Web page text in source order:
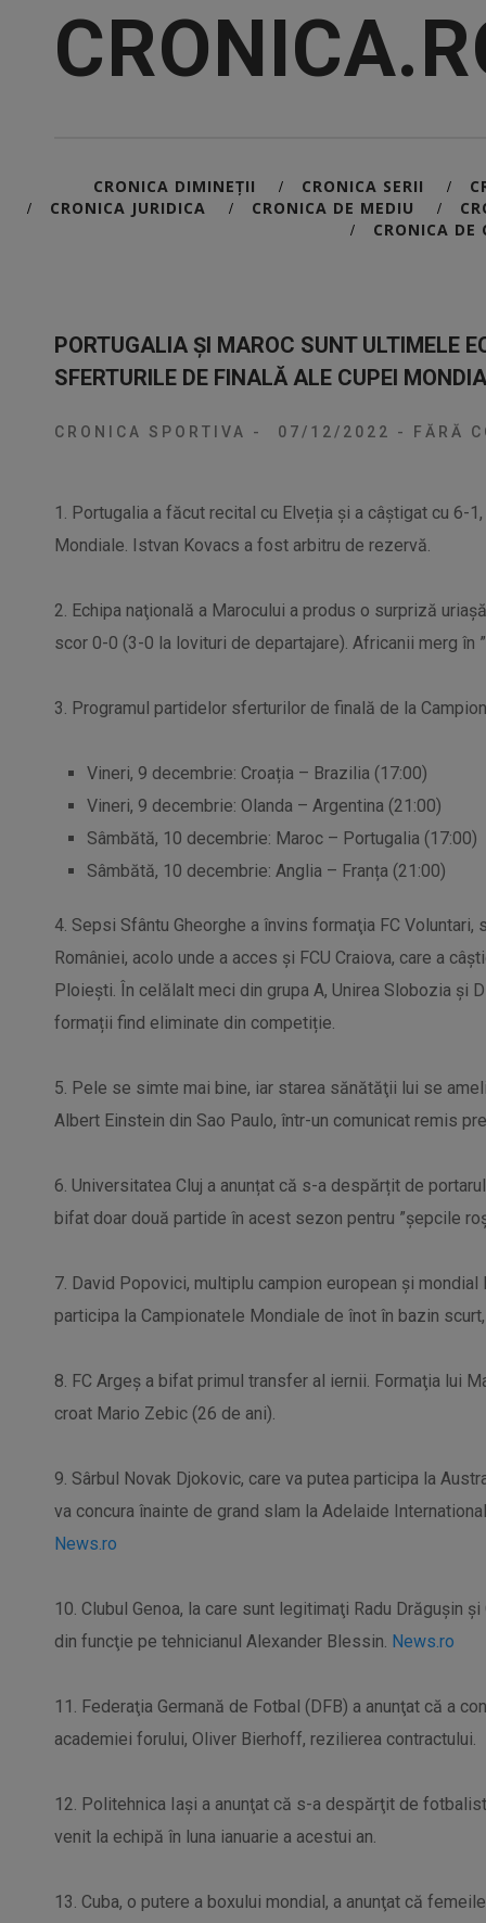
CRONICA DIMINEȚII / CRONICA SERII /
/ CRONICA JURIDICA / CRONICA DE MEDIU /
/ CRONICA DE
PORTUGALIA ȘI MAROC SUNT ULTIMELE
SFERTURILE DE FINALĂ ALE CUPEI
CRONICA SPORTIVA - 07/12/2022 - FĂRĂ
1. Portugalia a făcut recital cu Elveția și a câștigat cu 6-
Mondiale. Istvan Kovacs a fost arbitru de rezervă.
2. Echipa naţională a Marocului a produs o surpriză
scor 0-0 (3-0 la lovituri de departajare). Africanii merg în
3. Programul partidelor sferturilor de finală de la
Vineri, 9 decembrie: Croația – Brazilia (17:00)
Vineri, 9 decembrie: Olanda – Argentina (21:00)
Sâmbătă, 10 decembrie: Maroc – Portugalia (17:00)
Sâmbătă, 10 decembrie: Anglia – Franța (21:00)
4. Sepsi Sfântu Gheorghe a învins formaţia FC
României, acolo unde a acces și FCU Craiova, care a
Ploieşti. În celălalt meci din grupa A, Unirea Slobozia și
formații find eliminate din competiție.
5. Pele se simte mai bine, iar starea sănătăţii lui se
Albert Einstein din Sao Paulo, într-un comunicat remis
6. Universitatea Cluj a anunțat că s-a despărțit de
bifat doar două partide în acest sezon pentru ”șepcile
7. David Popovici, multiplu campion european şi
participa la Campionatele Mondiale de înot în bazin
8. FC Argeş a bifat primul transfer al iernii. Formaţia lui
croat Mario Zebic (26 de ani).
9. Sârbul Novak Djokovic, care va putea participa la
va concura înainte de grand slam la Adelaide
News.ro
10. Clubul Genoa, la care sunt legitimaţi Radu Drăguşin
din funcţie pe tehnicianul Alexander Blessin. News.ro
11. Federaţia Germană de Fotbal (DFB) a anunţat că a
academiei forului, Oliver Bierhoff, rezilierea contractului.
12. Politehnica Iaşi a anunţat că s-a despărţit de
venit la echipă în luna ianuarie a acestui an.
13. Cuba, o putere a boxului mondial, a anunţat că